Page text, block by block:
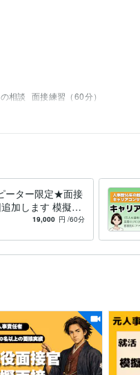
相談 面接練習（60分）
ーター限定★面接
加します 模擬面
ドバックの質に自
19,000 円 /60分